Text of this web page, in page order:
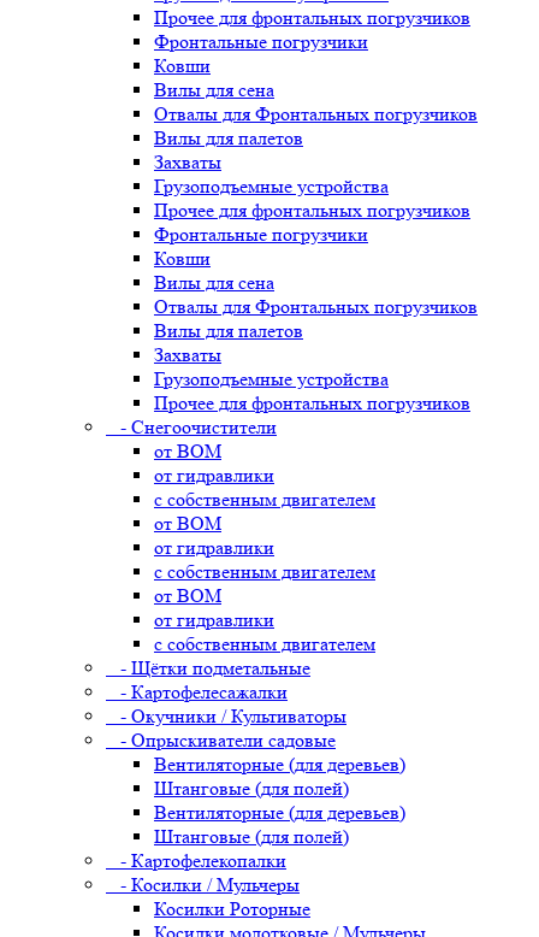
Прочее для фронтальных погрузчиков
Фронтальные погрузчики
Ковши
Вилы для сена
Отвалы для Фронтальных погрузчиков
Вилы для палетов
Захваты
Грузоподъемные устройства
Прочее для фронтальных погрузчиков
Фронтальные погрузчики
Ковши
Вилы для сена
Отвалы для Фронтальных погрузчиков
Вилы для палетов
Захваты
Грузоподъемные устройства
Прочее для фронтальных погрузчиков
- Снегоочистители
от ВОМ
от гидравлики
с собственным двигателем
от ВОМ
от гидравлики
с собственным двигателем
от ВОМ
от гидравлики
с собственным двигателем
- Щётки подметальные
- Картофелесажалки
- Окучники / Культиваторы
- Опрыскиватели садовые
Вентиляторные (для деревьев)
Штанговые (для полей)
Вентиляторные (для деревьев)
Штанговые (для полей)
- Картофелекопалки
- Косилки / Мульчеры
Косилки Роторные